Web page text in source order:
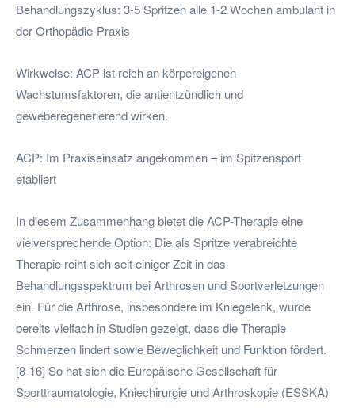
Behandlungszyklus: 3-5 Spritzen alle 1-2 Wochen ambulant in
der Orthopädie-Praxis
Wirkweise: ACP ist reich an körpereigenen
Wachstumsfaktoren, die antientzündlich und
geweberegenerierend wirken.
ACP: Im Praxiseinsatz angekommen – im Spitzensport
etabliert
In diesem Zusammenhang bietet die ACP-Therapie eine
vielversprechende Option: Die als Spritze verabreichte
Therapie reiht sich seit einiger Zeit in das
Behandlungsspektrum bei Arthrosen und Sportverletzungen
ein. Für die Arthrose, insbesondere im Kniegelenk, wurde
bereits vielfach in Studien gezeigt, dass die Therapie
Schmerzen lindert sowie Beweglichkeit und Funktion fördert.
[8-16] So hat sich die Europäische Gesellschaft für
Sporttraumatologie, Kniechirurgie und Arthroskopie (ESSKA)